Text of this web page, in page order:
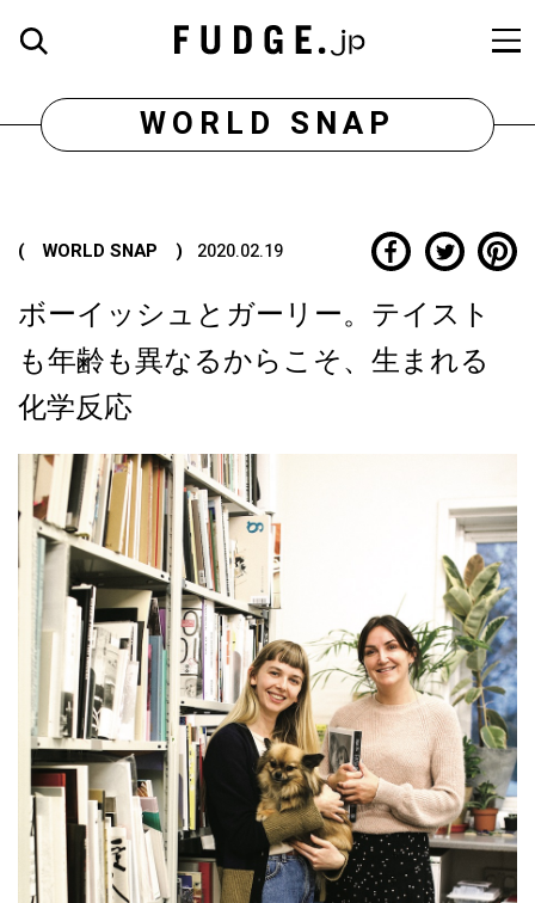
WORLD SNAP
( WORLD SNAP ) 2020.02.19
ボーイッシュとガーリー。テイスト
も年齢も異なるからこそ、生まれる
化学反応